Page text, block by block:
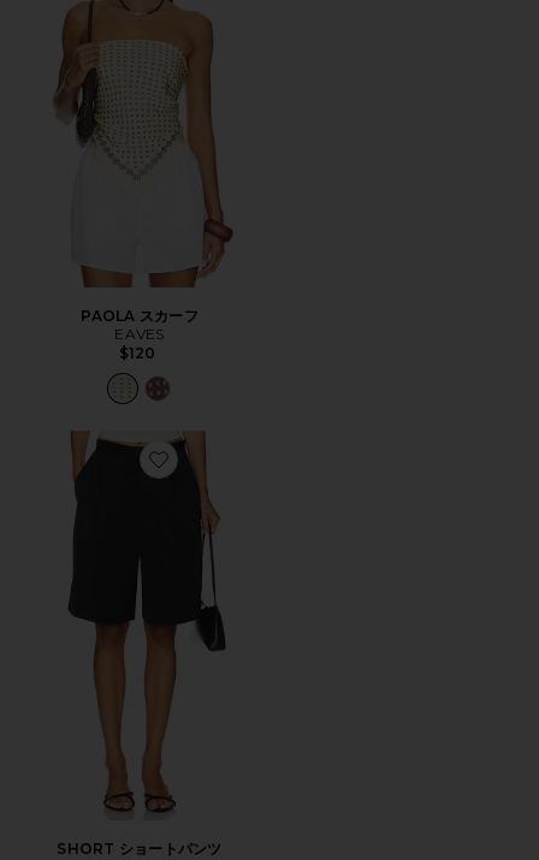
PAOLA スカーフ
EAVES
$120
Favorite SHORT ショートパンツ
SHORT ショートパンツ